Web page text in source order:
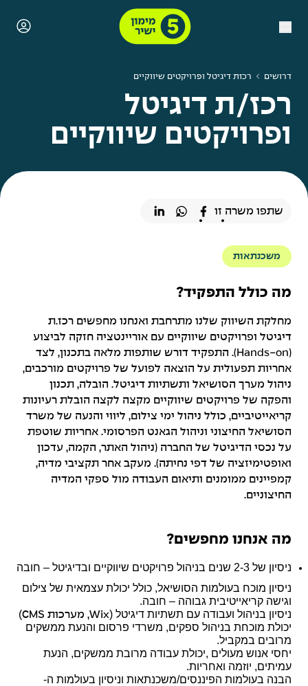
דרושים רכזת דיגיטל ופרויקטים שיווקיים
רכז/ת דיגיטל
ופרויקטים שיווקיים
שתפו משרה זו
משכנתאות
מה כולל התפקיד?
מחלקת השיווק שלנו מתרחבת ואנחנו מחפשים רכז.ת
דיגיטל ופרויקטים שיווקיים עם אוריינטציה חזקה לביצוע
(Hands-on). התפקיד דורש שותפות מלאה בתכנון, לצד
אחריות תפעולית על הוצאה לפועל של פרויקטים מורכבים,
ניהול מערך הסושיאל ותשתיות דיגיטל. הובלה, תכנון
והפקה של פרויקטים שיווקיים מקצה לקצה הובלת רעיונות
קריאייטיביים, כולל ניהול ימי צילום, ליווי והנעה של משרד
הסושיאל החיצוני וניהול הגאנט הפרסומי. אחריות שוטפת
על נכסי הדיגיטל של החברה (ניהול האתר, הקמה, עדכון
ואופטימיזציה של דפי נחיתה). מעקב אחר תקציבי מדיה,
קמפיינים ממומנים ותיאום העבודה מול ספקי המדיה
החיצוניים.
מה אנחנו מחפשים?
ניסיון של 2-3 שנים בניהול פרויקטים שיווקיים ובדיגיטל – חובה
ניסיון מוכח בעולמות הסושיאל, כולל יכולת עצמאית של צילום
וגישה קריאייטיבית גבוהה – חובה.
ניסיון בניהול ועבודה עם תשתיות דיגיטל (Wix, מערכות CMS
)
יכולת מוכחת בניהול ספקים, משרדי פרסום והנעת ממשקים
מרובים במקביל.
יחסי אנוש מעולים ,יכולת עבודה מרובת ממשקים, הנעת
עמיתים, יוזמה ואחריות.
הבנה בעולמות הפיננסים/משכנתאות וניסיון בעולמות ה-